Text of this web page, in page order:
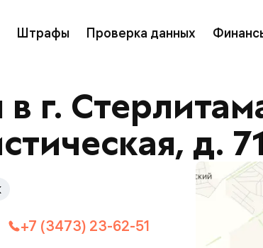
Штрафы Проверка данных
г.
д. 71
+7 (3473) 23-62-51